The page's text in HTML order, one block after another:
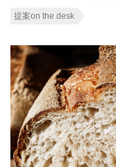
提案on the desk